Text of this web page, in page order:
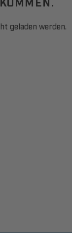
geladen werden.